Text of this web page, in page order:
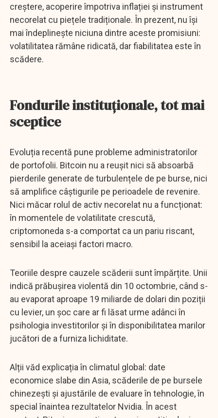
creștere, acoperire împotriva inflației și instrument
necorelat cu piețele tradiționale. În prezent, nu își
mai îndeplinește niciuna dintre aceste promisiuni:
volatilitatea rămâne ridicată, dar fiabilitatea este în
scădere.
Fondurile instituționale, tot mai
sceptice
Evoluția recentă pune probleme administratorilor
de portofolii. Bitcoin nu a reușit nici să absoarbă
pierderile generate de turbulențele de pe burse, nici
să amplifice câștigurile pe perioadele de revenire.
Nici măcar rolul de activ necorelat nu a funcționat:
în momentele de volatilitate crescută,
criptomoneda s-a comportat ca un pariu riscant,
sensibil la aceiași factori macro.
Teoriile despre cauzele scăderii sunt împărțite. Unii
indică prăbușirea violentă din 10 octombrie, când s-
au evaporat aproape 19 miliarde de dolari din poziții
cu levier, un șoc care ar fi lăsat urme adânci în
psihologia investitorilor și în disponibilitatea marilor
jucători de a furniza lichiditate.
Alții văd explicația în climatul global: date
economice slabe din Asia, scăderile de pe bursele
chinezești și ajustările de evaluare în tehnologie, în
special înaintea rezultatelor Nvidia. În acest